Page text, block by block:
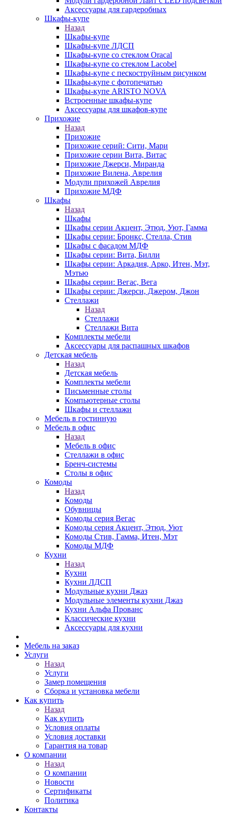
Аксессуары для гардеробных
Шкафы-купе
Назад
Шкафы-купе
Шкафы-купе ЛДСП
Шкафы-купе со стеклом Oracal
Шкафы-купе со стеклом Lacobel
Шкафы-купе с пескоструйным рисунком
Шкафы-купе с фотопечатью
Шкафы-купе ARISTO NOVA
Встроенные шкафы-купе
Аксессуары для шкафов-купе
Прихожие
Назад
Прихожие
Прихожие серий: Сити, Мари
Прихожие серии Вита, Витас
Прихожие Джерси, Миранда
Прихожие Вилена, Аврелия
Модули прихожей Аврелия
Прихожие МДФ
Шкафы
Назад
Шкафы
Шкафы серии Акцент, Этюд, Уют, Гамма
Шкафы серии: Бронкс, Стелла, Стив
Шкафы с фасадом МДФ
Шкафы серии: Вита, Билли
Шкафы серии: Аркадия, Арко, Итен, Мэт,
Мэтью
Шкафы серии: Вегас, Вега
Шкафы серии: Джерси, Джером, Джон
Стеллажи
Назад
Стеллажи
Стеллажи Вита
Комплекты мебели
Аксессуары для распашных шкафов
Детская мебель
Назад
Детская мебель
Комплекты мебели
Письменные столы
Компьютерные столы
Шкафы и стеллажи
Мебель в гостинную
Мебель в офис
Назад
Мебель в офис
Стеллажи в офис
Бренч-системы
Столы в офис
Комоды
Назад
Комоды
Обувницы
Комоды серия Вегас
Комоды серия Акцент, Этюд, Уют
Комоды Стив, Гамма, Итен, Мэт
Комоды МДФ
Кухни
Назад
Кухни
Кухни ЛДСП
Модульные кухни Джаз
Модульные элементы кухни Джаз
Кухни Альфа Прованс
Классические кухни
Аксессуары для кухни
Мебель на заказ
Услуги
Назад
Услуги
Замер помещения
Сборка и установка мебели
Как купить
Назад
Как купить
Условия оплаты
Условия доставки
Гарантия на товар
О компании
Назад
О компании
Новости
Сертификаты
Политика
Контакты